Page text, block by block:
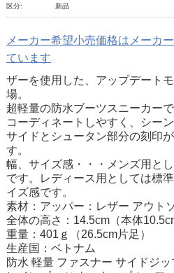
区分: 新品
メーカー希望小売価格はメーカ
ています
ザーを使用した、アップデート
場。
超軽量の防水ブーツスニーカー
コーディネートしやすく、シーン
サイドとシュータン部分の刻印
す。
幅、サイズ感・・・メンズ用と
です。レディース用としては標
イズ感です。
素材：アッパー：レザー アウト
全体の高さ：14.5cm（本体
重量：401ｇ（26.5cm片足）
生産国：ベトナム
防水 軽量 ファスナー サイドジ